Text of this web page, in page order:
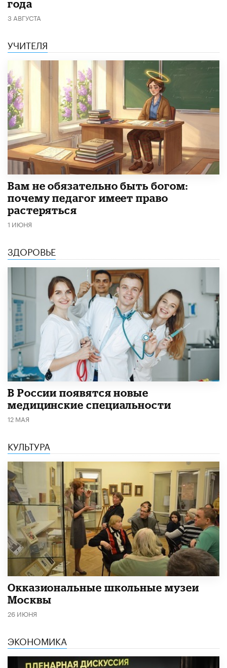
года
3 АВГУСТА
УЧИТЕЛЯ
​Вам не обязательно быть богом:
почему педагог имеет право
растеряться
1 ИЮНЯ
ЗДОРОВЬЕ
В России появятся новые
медицинские специальности
12 МАЯ
КУЛЬТУРА
​Окказиональные школьные музеи
Москвы
26 ИЮНЯ
ЭКОНОМИКА